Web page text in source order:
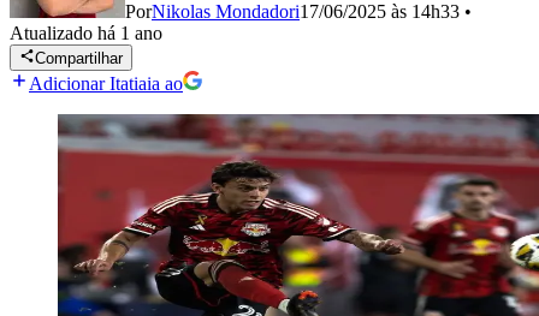
PorNikolas Mondadori17/06/2025 às 14h33 •
Atualizado há 1 ano
Compartilhar
Adicionar Itatiaia ao